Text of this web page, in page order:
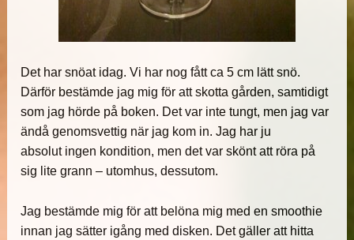
Det har snöat idag. Vi har nog fått ca 5 cm lätt snö.
Därför bestämde jag mig för att skotta gården, samtidigt
som jag hörde på boken. Det var inte tungt, men jag var
ändå genomsvettig när jag kom in. Jag har ju
absolut ingen kondition, men det var skönt att röra på
sig lite grann – utomhus, dessutom.
Jag bestämde mig för att belöna mig med en smoothie
innan jag sätter igång med disken. Det gäller att hitta